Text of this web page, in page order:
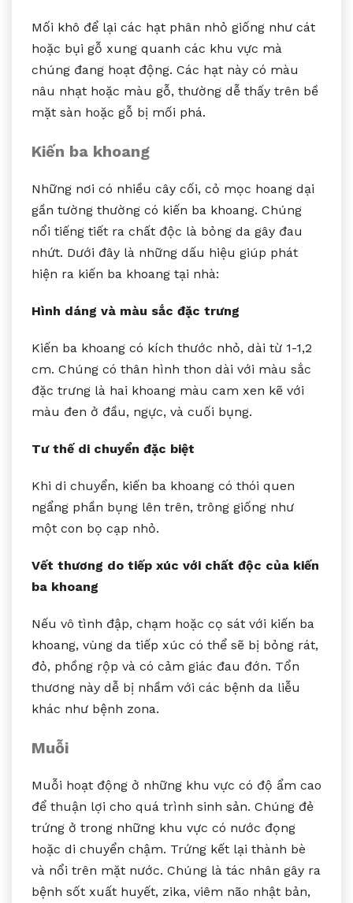
Mối khô để lại các hạt phân nhỏ giống như cát
hoặc bụi gỗ xung quanh các khu vực mà
chúng đang hoạt động. Các hạt này có màu
nâu nhạt hoặc màu gỗ, thường dễ thấy trên bề
mặt sàn hoặc gỗ bị mối phá.
Kiến ba khoang
Những nơi có nhiều cây cối, cỏ mọc hoang dại
gần tường thường có kiến ba khoang. Chúng
nổi tiếng tiết ra chất độc là bỏng da gây đau
nhứt. Dưới đây là những dấu hiệu giúp phát
hiện ra kiến ba khoang tại nhà:
Hình dáng và màu sắc đặc trưng
Kiến ba khoang có kích thước nhỏ, dài từ 1-1,2
cm. Chúng có thân hình thon dài với màu sắc
đặc trưng là hai khoang màu cam xen kẽ với
màu đen ở đầu, ngực, và cuối bụng.
Tư thế di chuyển đặc biệt
Khi di chuyển, kiến ba khoang có thói quen
ngẩng phần bụng lên trên, trông giống như
một con bọ cạp nhỏ.
Vết thương do tiếp xúc với chất độc của kiến
ba khoang
Nếu vô tình đập, chạm hoặc cọ sát với kiến ba
khoang, vùng da tiếp xúc có thể sẽ bị bỏng rát,
đỏ, phồng rộp và có cảm giác đau đớn. Tổn
thương này dễ bị nhầm với các bệnh da liễu
khác như bệnh zona.
Muỗi
Muỗi hoạt động ở những khu vực có độ ẩm cao
để thuận lợi cho quá trình sinh sản. Chúng đẻ
trứng ở trong những khu vực có nước đọng
hoặc di chuyển chậm. Trứng kết lại thành bè
và nổi trên mặt nước. Chúng là tác nhân gây ra
bệnh sốt xuất huyết, zika, viêm não nhật bản,